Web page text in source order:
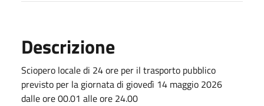
Descrizione
Sciopero locale di 24 ore per il trasporto pubblico
previsto per la giornata di giovedì 14 maggio 2026
dalle ore 00.01 alle ore 24.00